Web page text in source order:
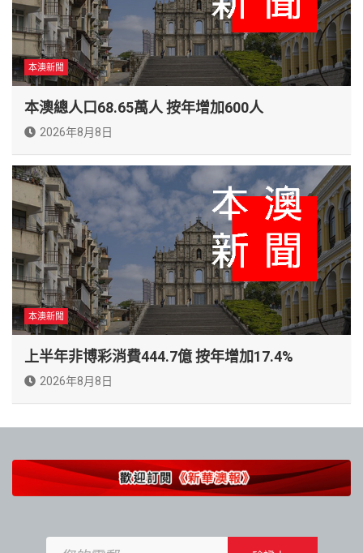
本澳新聞
本澳總人口68.65萬人 按年增加600人
2026年8月8日
本澳新聞
上半年非博彩消費444.7億 按年增加17.4%
2026年8月8日